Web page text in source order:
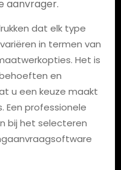
aanvrager.
dat elk type
in termen van
Het is
en
u een keuze maakt
Een professionele
bij het selecteren